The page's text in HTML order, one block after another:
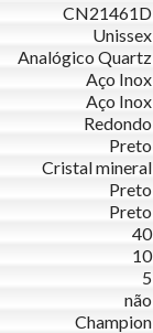
CN21461D
Unissex
Analógico Quartz
Aço Inox
Aço Inox
Redondo
Preto
Cristal mineral
Preto
Preto
40
10
5
não
Champion